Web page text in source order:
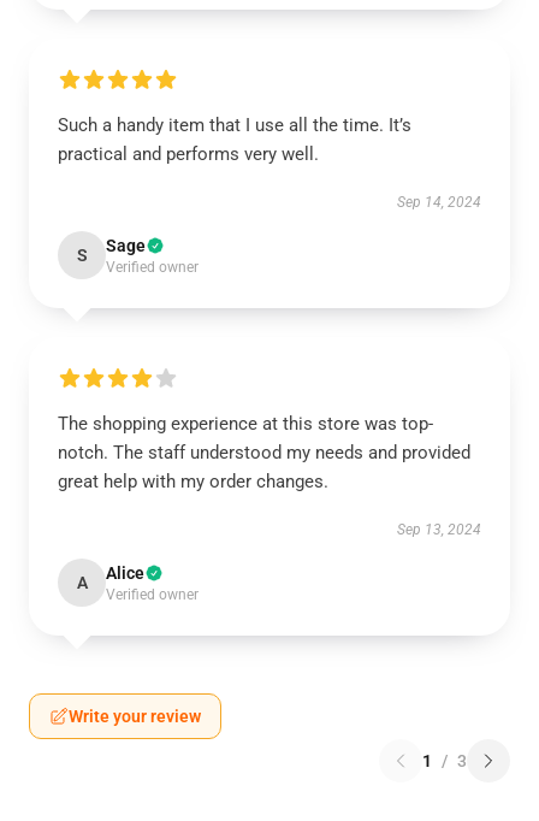
Such a handy item that I use all the time. It’s
practical and performs very well.
Sep 14, 2024
S Sage
Verified owner
The shopping experience at this store was top-
notch. The staff understood my needs and provided
great help with my order changes.
Sep 13, 2024
A Alice
Verified owner
Write your review
1 / 3